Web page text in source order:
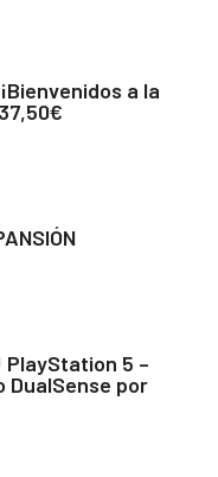
a la
PlayStation 5 –
DualSense por